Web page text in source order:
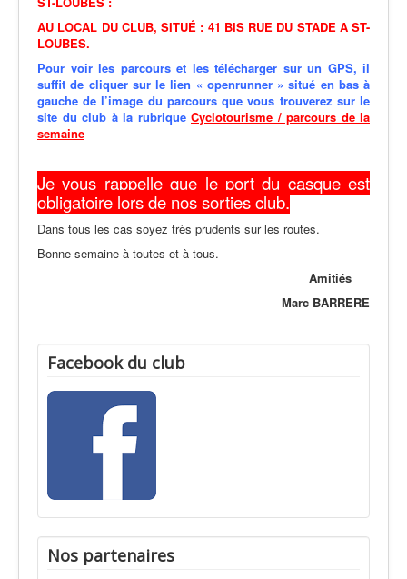
AU LOCAL DU CLUB, SITUÉ : 41 BIS RUE DU STADE A ST-
LOUBES.
Pour voir les parcours et les télécharger sur un GPS, il
suffit de cliquer sur le lien « openrunner » situé en bas à
gauche de l’image du parcours que vous trouverez sur le
site du club à la rubrique Cyclotourisme / parcours de la
semaine
Je vous rappelle que le port du casque est
obligatoire lors de nos sorties club.
Dans tous les cas soyez très prudents sur les routes.
Bonne semaine à toutes et à tous.
Amitiés
Marc BARRERE
Facebook du club
Nos partenaires